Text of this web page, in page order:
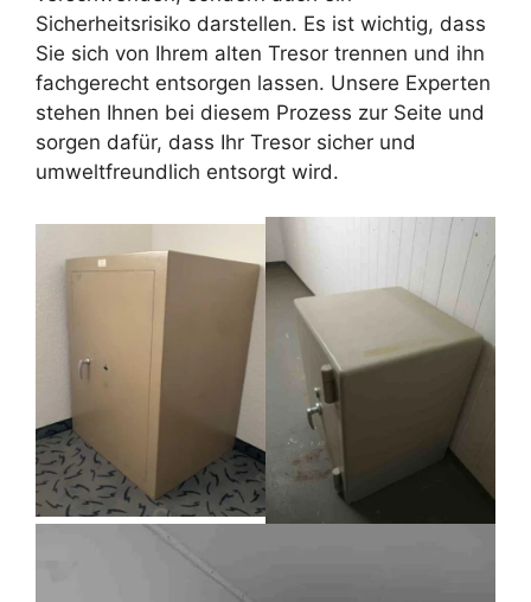
Sicherheitsrisiko darstellen. Es ist wichtig, dass
Sie sich von Ihrem alten Tresor trennen und ihn
fachgerecht entsorgen lassen. Unsere Experten
stehen Ihnen bei diesem Prozess zur Seite und
sorgen dafür, dass Ihr Tresor sicher und
umweltfreundlich entsorgt wird.